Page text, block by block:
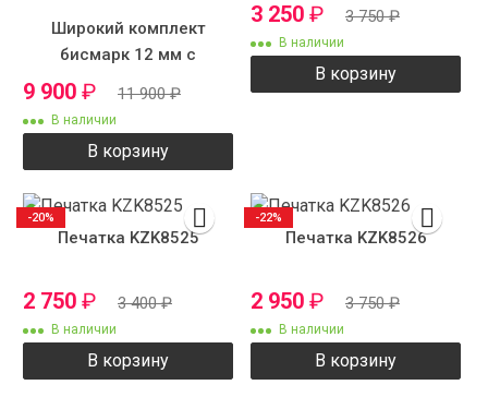
Широкий комплект
бисмарк 12 мм с
крестиком
9 900 ₽ 11 900₽
В наличии
В корзину
3 250 ₽ 3 750₽
В наличии
В корзину
Печатка KZK8525
2 750 ₽ 3 400₽
В наличии
В корзину
-20%
Печатка KZK8526
2 950 ₽ 3 750₽
В наличии
В корзину
-22%